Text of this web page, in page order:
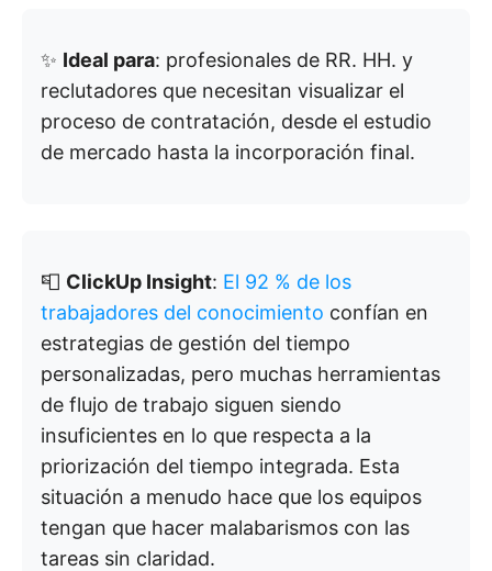
✨ Ideal para: profesionales de RR. HH. y
reclutadores que necesitan visualizar el
proceso de contratación, desde el estudio
de mercado hasta la incorporación final.
📮 ClickUp Insight: El 92 % de los
trabajadores del conocimiento confían en
estrategias de gestión del tiempo
personalizadas, pero muchas herramientas
de flujo de trabajo siguen siendo
insuficientes en lo que respecta a la
priorización del tiempo integrada. Esta
situación a menudo hace que los equipos
tengan que hacer malabarismos con las
tareas sin claridad.